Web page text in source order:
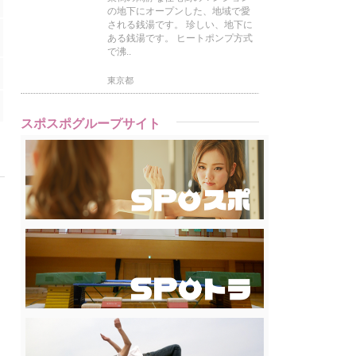
の地下にオープンした、地域で愛
される銭湯です。 珍しい、地下に
ある銭湯です。 ヒートポンプ方式
で沸..
東京都
スポスポグループサイト